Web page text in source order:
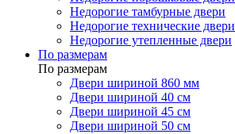
Недорогие тамбурные двери
Недорогие технические двери
Недорогие утепленные двери
По размерам
По размерам
Двери шириной 860 мм
Двери шириной 40 см
Двери шириной 45 см
Двери шириной 50 см